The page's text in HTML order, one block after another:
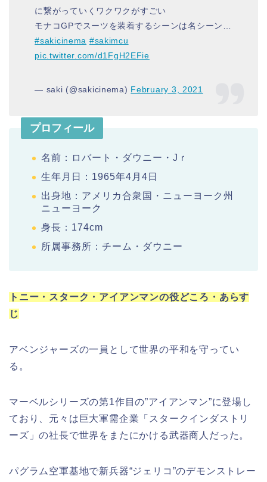
に繋がっていくワクワクがすごい
モナコGPでスーツを装着するシーンは名シーン…
#sakicinema #sakimcu
pic.twitter.com/d1FgH2EFie
— saki (@sakicinema) February 3, 2021
プロフィール
名前：ロバート・ダウニー・Jｒ
生年月日：1965年4月4日
出身地：アメリカ合衆国・ニューヨーク州
ニューヨーク
身長：174cm
所属事務所：チーム・ダウニー
トニー・スターク・アイアンマンの役どころ・あらす
じ
アベンジャーズの一員として世界の平和を守ってい
る。
マーベルシリーズの第1作目の”アイアンマン”に登場し
ており、元々は巨大軍需企業「スタークインダストリ
ーズ」の社長で世界をまたにかける武器商人だった。
パグラム空軍基地で新兵器“ジェリコ”のデモンストレー